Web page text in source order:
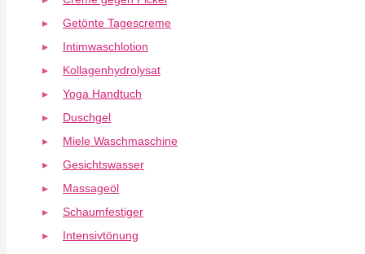
Getönte Tagescreme
Intimwaschlotion
Kollagenhydrolysat
Yoga Handtuch
Duschgel
Miele Waschmaschine
Gesichtswasser
Massageöl
Schaumfestiger
Intensivtönung